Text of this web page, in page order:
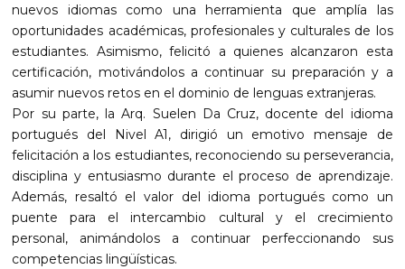
nuevos idiomas como una herramienta que amplía las
oportunidades académicas, profesionales y culturales de los
estudiantes. Asimismo, felicitó a quienes alcanzaron esta
certificación, motivándolos a continuar su preparación y a
asumir nuevos retos en el dominio de lenguas extranjeras.
Por su parte, la Arq. Suelen Da Cruz, docente del idioma
portugués del Nivel A1, dirigió un emotivo mensaje de
felicitación a los estudiantes, reconociendo su perseverancia,
disciplina y entusiasmo durante el proceso de aprendizaje.
Además, resaltó el valor del idioma portugués como un
puente para el intercambio cultural y el crecimiento
personal, animándolos a continuar perfeccionando sus
competencias lingüísticas.